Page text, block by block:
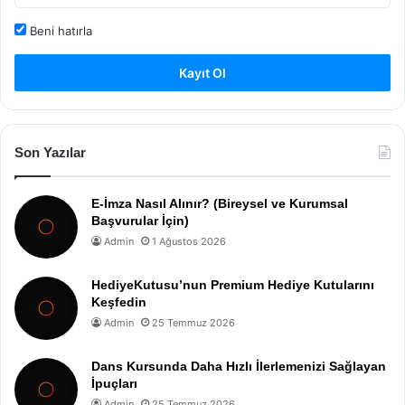
Beni hatırla
Kayıt Ol
Son Yazılar
E-İmza Nasıl Alınır? (Bireysel ve Kurumsal
Başvurular İçin)
Admin 1 Ağustos 2026
HediyeKutusu’nun Premium Hediye Kutularını
Keşfedin
Admin 25 Temmuz 2026
Dans Kursunda Daha Hızlı İlerlemenizi Sağlayan
İpuçları